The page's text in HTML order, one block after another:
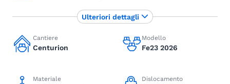
Cantiere
Centurion
Modello
Fe23 2026
Materiale Dislocamento
Ulteriori dettagli